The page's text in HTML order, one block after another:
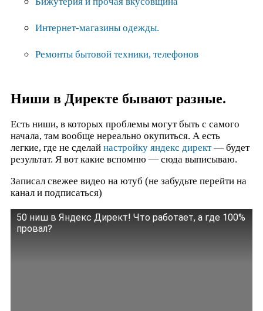
Интернет-магазины одежды.
Ремонты бытовой техники, телефонов
Ниши в Директе бывают разные.
Есть ниши, в которых проблемы могут быть с самого
начала, там вообще нереально окупиться. А есть
легкие, где не сделай настройку яндекс директ— будет
результат. Я вот какие вспомню — сюда выписываю.
Записал свежее видео на ютуб (не забудьте перейти на
канал и подписаться)
50 ниш в Яндекс Директ! Что работает, а где 100%
провал?